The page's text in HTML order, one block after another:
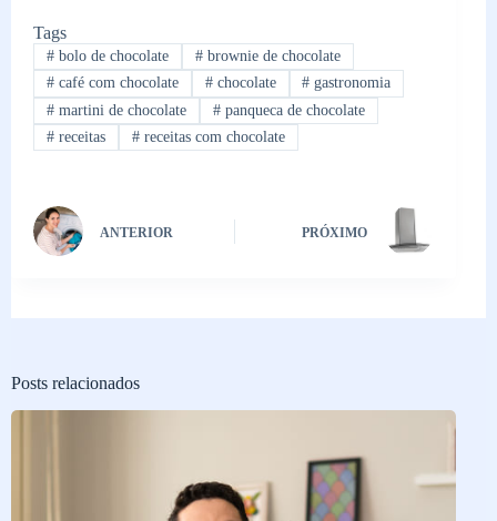
Tags
#bolo de chocolate #brownie de chocolate
#café com chocolate #chocolate # gastronomia
#martini de chocolate #panqueca de chocolate
#receitas #receitas com chocolate
ANTERIOR PRÓXIMO
Posts relacionados